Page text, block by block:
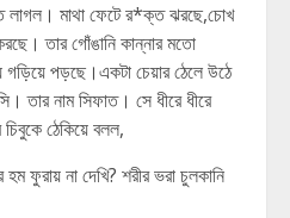
মাথা ফেটে র*ক্ত ঝরছে,চোখ
তার গোঁঙানি কান্নার মতো
গড়িয়ে পড়ছে।একটা চেয়ার ঠেলে উঠে
তার নাম সিফাত। সে ধীরে ধীরে
ঠেকিয়ে বলল,
ফুরায় না দেখি? শরীর ভরা চুলকানি